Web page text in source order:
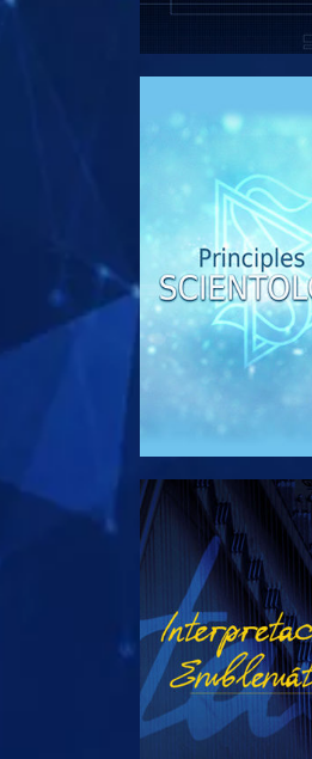
EXPLORA LAS